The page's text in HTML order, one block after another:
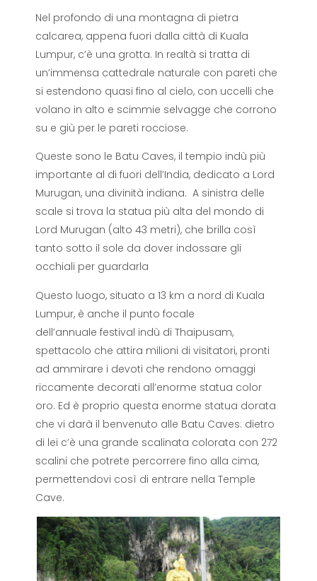
Nel profondo di una montagna di pietra
calcarea, appena fuori dalla città di Kuala
Lumpur, c’è una grotta. In realtà si tratta di
un’immensa cattedrale naturale con pareti che
si estendono quasi fino al cielo, con uccelli che
volano in alto e scimmie selvagge che corrono
su e giù per le pareti rocciose.
Queste sono le Batu Caves, il tempio indù più
importante al di fuori dell’India, dedicato a Lord
Murugan, una divinità indiana. A sinistra delle
scale si trova la statua più alta del mondo di
Lord Murugan (alto 43 metri), che brilla così
tanto sotto il sole da dover indossare gli
occhiali per guardarla
Questo luogo, situato a 13 km a nord di Kuala
Lumpur, è anche il punto focale
dell’annuale festival indù di Thaipusam,
spettacolo che attira milioni di visitatori, pronti
ad ammirare i devoti che rendono omaggi
riccamente decorati all’enorme statua color
oro. Ed è proprio questa enorme statua dorata
che vi darà il benvenuto alle Batu Caves: dietro
di lei c’è una grande scalinata colorata con 272
scalini che potrete percorrere fino alla cima,
permettendovi così di entrare nella Temple
Cave.